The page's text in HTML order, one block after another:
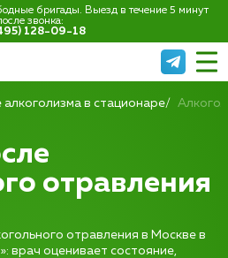
бригады. Выезд в течение 5 минут
звонка:
128-09-18
алкоголизма в стационаре
отравления
отравления в Москве в
врач оценивает состояние,